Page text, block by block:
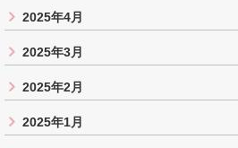
2025年4月
2025年3月
2025年2月
2025年1月